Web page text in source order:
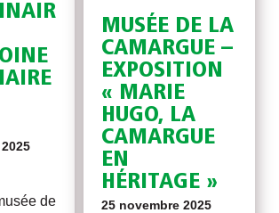
de
MUSÉE DE LA
CAMARGUE –
EXPOSITION
« MARIE
HUGO, LA
CAMARGUE
EN
HÉRITAGE »
25 novembre 2025